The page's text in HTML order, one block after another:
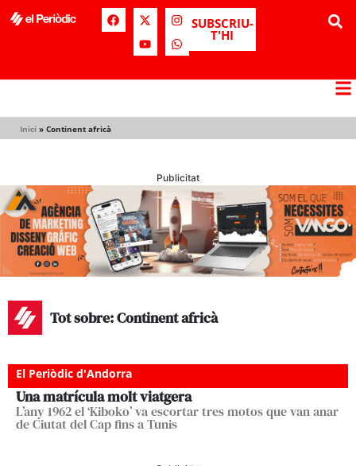
SUBSCRIU-
T'HI
Inici » Continent africà
Publicitat
Tot sobre: Continent africà
El Periòdic d'Andorra
Una matrícula molt viatgera
L’any 1962 el ‘Kiboko’ va escortar tres motos que van anar
de Ciutat del Cap fins a Tunis